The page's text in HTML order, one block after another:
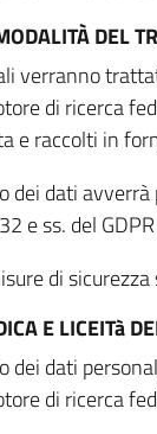
DEL
verranno
di ricerca
e raccolti in
dei dati avverrà
e ss. del
di
E LICEITà
dei dati
di ricerca